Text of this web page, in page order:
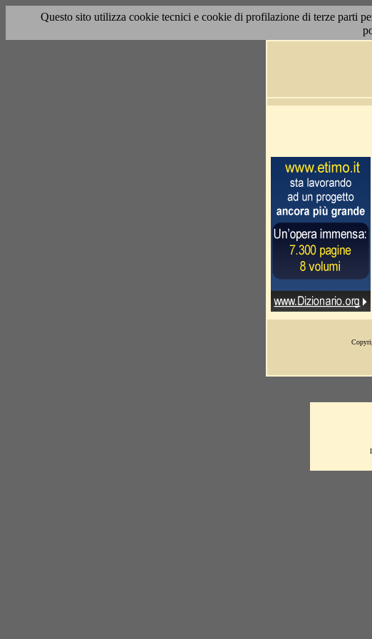
Questo sito utilizza cookie tecnici e cookie di profilazione di terze parti